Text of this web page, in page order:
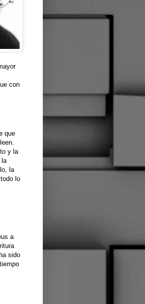
con
que
y la
la
la
lo
a
sido